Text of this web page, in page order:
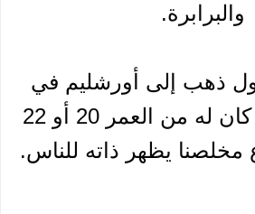
والبرابرة.
ذهب إلى أورشليم في
صغر سنه وأنه كان له من العمر 20 أو 22
يظهر ذاته للناس.